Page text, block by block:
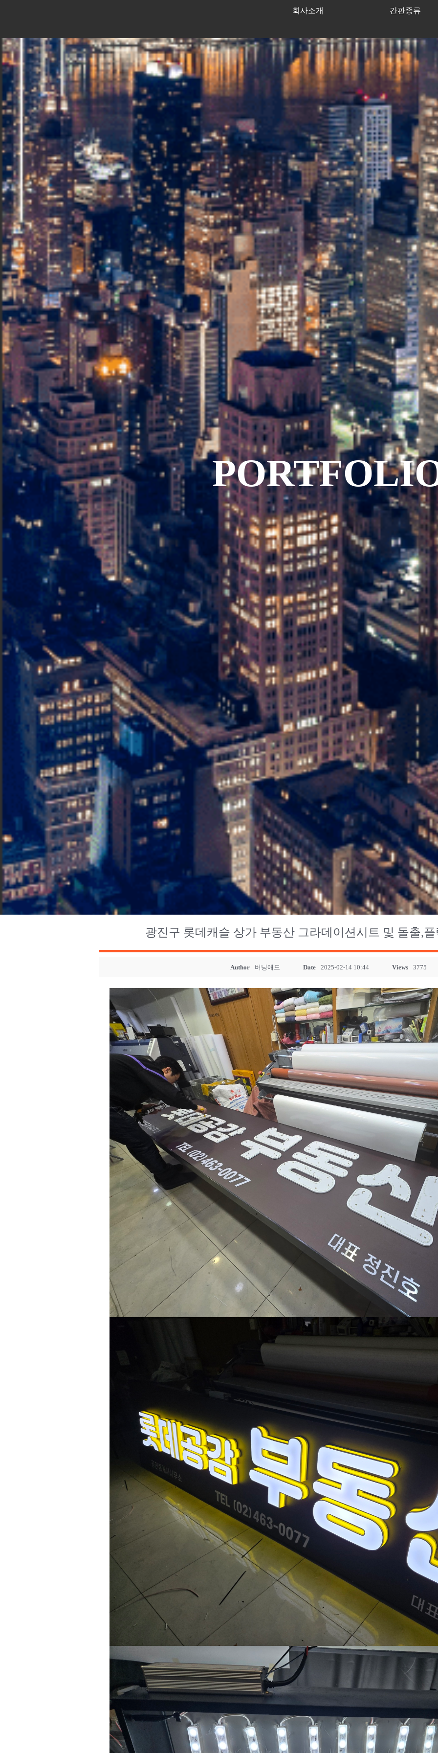
회사소개 간판종류
광진구 롯데캐슬 상가 부동산 그라데이션시트 및 돌출,
Author 버닝애드 Date 2025-02-14 10:44 Views 3775